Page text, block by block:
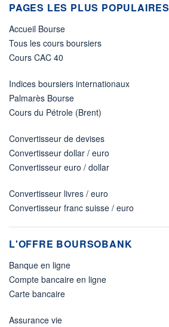
PAGES LES PLUS POPULAIRES
Accueil Bourse
Tous les cours boursiers
Cours CAC 40
Indices boursiers internationaux
Palmarès Bourse
Cours du Pétrole (Brent)
Convertisseur de devises
Convertisseur dollar / euro
Convertisseur euro / dollar
Convertisseur livres / euro
Convertisseur franc suisse / euro
L'OFFRE BOURSOBANK
Banque en ligne
Compte bancaire en ligne
Carte bancaire
Assurance vie